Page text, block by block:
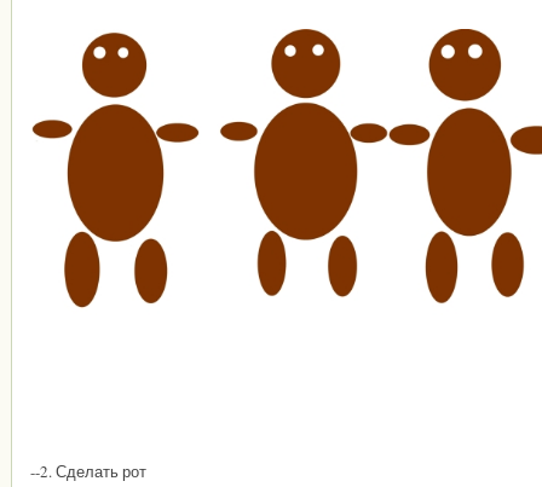
--2. Сделать рот